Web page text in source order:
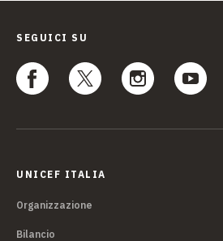
SEGUICI SU
UNICEF ITALIA
Organizzazione
Bilancio